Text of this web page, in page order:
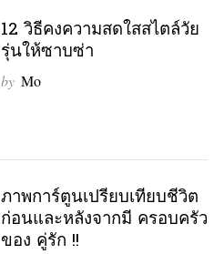
12 วิธีคงความสดใสสไตล์วัย
รุ่นให้ซาบซ่า
by Mo
ภาพการ์ตูนเปรียบเทียบชีวิต
ก่อนและหลังจากมี ครอบครัว
ของ คู่รัก !!